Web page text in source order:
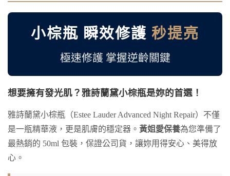
小棕瓶 瞬效修護 秒提亮
極速修護 掌握逆齡關鍵
想要擁有發光肌？雅詩蘭黛小棕瓶是妳的首選！
雅詩蘭黛小棕瓶（Estee Lauder Advanced Night Repair）不僅
是一瓶精華液，更是肌膚的穩定器。 黃姐愛保養為您準備了
最熱銷的 50ml 包裝，保證公司貨，讓妳用得安心、美得放
心。